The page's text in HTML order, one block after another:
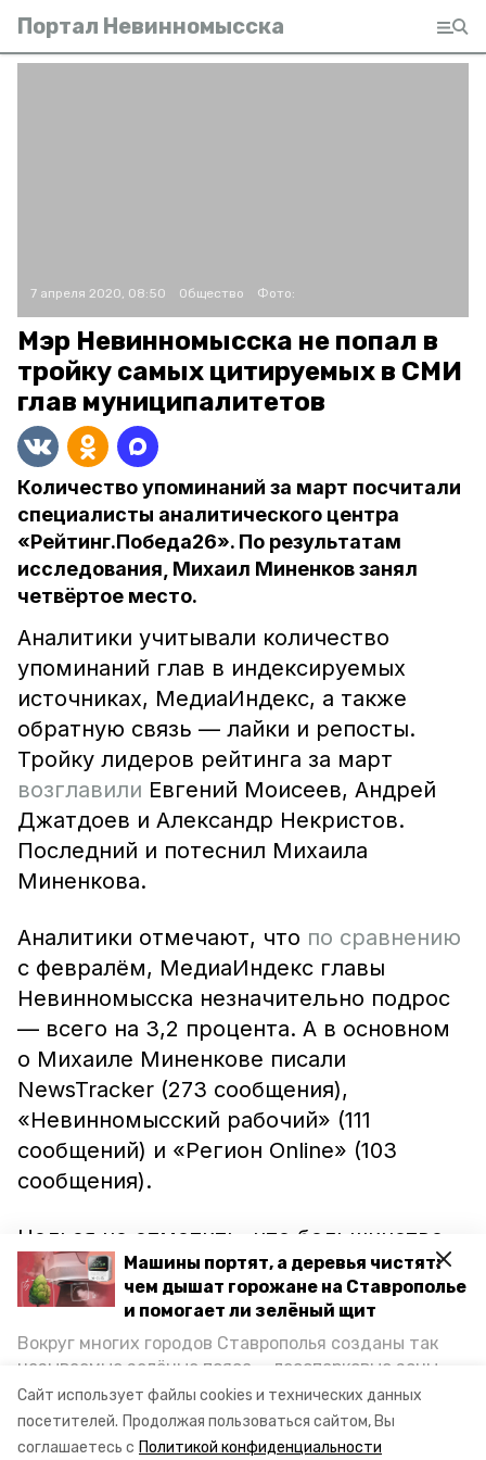
Сайт использует файлы cookies и технических данных
посетителей. Продолжая пользоваться сайтом, Вы
соглашаетесь с Политикой конфиденциальности
Машины портят, а деревья чистят:
чем дышат горожане на Ставрополье
и помогает ли зелёный щит
Вокруг многих городов Ставрополья созданы так
называемые зелёные пояса — лесопарковые зоны,
снижающие негативное воздействие выхлопных
газов на атмосферу. Справляются ли они с
постоянно растущим потоком автотранспорта и
Портал Невинномысска
7 апреля 2020, 08:50 Общество Фото:
Мэр Невинномысска не попал в
тройку самых цитируемых в СМИ
глав муниципалитетов
Количество упоминаний за март посчитали
специалисты аналитического центра
«Рейтинг.Победа26». По результатам
исследования, Михаил Миненков занял
четвёртое место.
Аналитики учитывали количество
упоминаний глав в индексируемых
источниках, МедиаИндекс, а также
обратную связь — лайки и репосты.
Тройку лидеров рейтинга за март
возглавили Евгений Моисеев, Андрей
Джатдоев и Александр Некристов.
Последний и потеснил Михаила
Миненкова.
Аналитики отмечают, что по сравнению
с февралём, МедиаИндекс главы
Невинномысска незначительно подрос
— всего на 3,2 процента. А в основном
о Михаиле Миненкове писали
NewsTracker (273 сообщения),
«Невинномысский рабочий» (111
сообщений) и «Регион Online» (103
сообщения).
Нельзя не отметить, что большинство
инфоповодов, касающихся мэра
индустриальной столицы
позитивными. А одним из самых
заметных стала его идея о том, как
скоротать время в самоизоляции.